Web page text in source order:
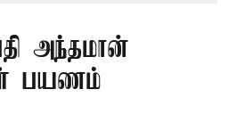
அந்தமான்
பயணம்